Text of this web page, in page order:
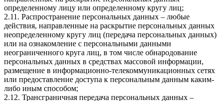
определенному лицу или определенному кругу лиц;
2.11. Распространение персональных данных – любые
действия, направленные на раскрытие персональных данных
неопределенному кругу лиц (передача персональных данных)
или на ознакомление с персональными данными
неограниченного круга лиц, в том числе обнародование
персональных данных в средствах массовой информации,
размещение в информационно-телекоммуникационных сетях
или предоставление доступа к персональным данным каким-
либо иным способом;
2.12. Трансграничная передача персональных данных –